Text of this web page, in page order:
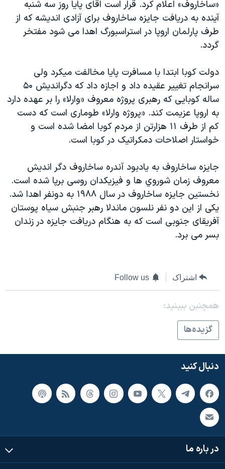
ویدیوها
فرهنگ و زندگی
حقوق شهروندی
علم و فناوری
اسرائیل در جنگ
گالری عکس
آرشیو پخش زنده
بایگانی برنامه‌های تلویزیونی
مستندها
انتخابات ریاست جمهوری آمریکا ۲۰۲۴
رمز مهسا
ورزش زنان در ایران
اعتراضات زن، زندگی، آزادی
مجموعه مستندهای دادخواهی
دادگاه حمید نوری
چهل سال گروگان‌گیری
قانون شفافیت دارائی کادر رهبری ایران
اعتراضات مردمی آبان ۹۸
همایش محافظه‌کاران آمریکا «سی‌پک»
دنبال کنید
زبانهای مختلف
«ساخاروف» اعلام کرد. قرار است اقای پايا روز سه شنبه
آينده به دريافت جايزه ساخاروف برای آزادی انديشه که از
طرف پارلمان اروپا در استراسبورگ اهدا می شود مفتخر
گردد.
دولت کوبا ابتدا با مسافرت پايا مخالفت ميکرد ولی
سرانجام تغيير عقيده داد و اجازه داد که دگرانديش ۵۰
ساله کوبايی که رهبری پروژه معروف «وارلا» را بر عهده دارد
به اروپا عزيمت کند. «پروژه وارلا» طوماری است که دست
کم از طرف ۱۱ هزارتن از مردم کوبا امضا شده است و
خواستار اصلاحات دمکراتيک در کوبا است.
جايزه ساخاروف به يادبود آندره ساخاروف دگر انديش
معروف زمان شوروي ها و فيزيکدان روسی برپا شده است.
نخستين جايزه ساخاروف در سال ۱۹۸۸ به دونفر اهدا شد.
يکی از اين دو نفر نلسون ماندلا رهبر جنبش سياه پوستان
آفريقای جنوبی است که به هنگام دريافت جايزه در زندان
بسر می برد.
اشتراک Follow us
همچنبن ببینید:
گزيده‌ها
دنبال کنید
در باره ما